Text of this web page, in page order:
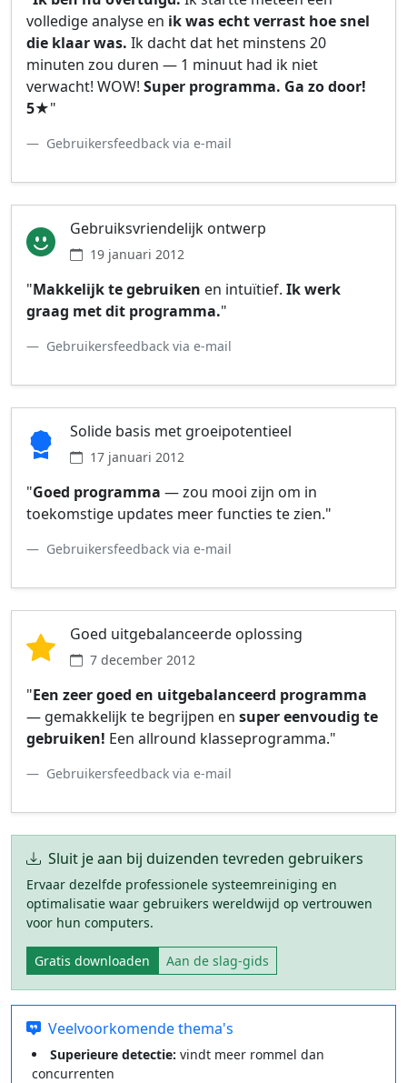
volledige analyse en ik was echt verrast hoe snel
die klaar was. Ik dacht dat het minstens 20
minuten zou duren — 1 minuut had ik niet
verwacht! WOW! Super programma. Ga zo door!
5★"
Gebruikersfeedback via e-mail
Gebruiksvriendelijk ontwerp
19 januari 2012
"Makkelijk te gebruiken en intuïtief. Ik werk
graag met dit programma."
Gebruikersfeedback via e-mail
Solide basis met groeipotentieel
17 januari 2012
"Goed programma — zou mooi zijn om in
toekomstige updates meer functies te zien."
Gebruikersfeedback via e-mail
Goed uitgebalanceerde oplossing
7 december 2012
"Een zeer goed en uitgebalanceerd programma
— gemakkelijk te begrijpen en super eenvoudig te
gebruiken! Een allround klasseprogramma."
Gebruikersfeedback via e-mail
Sluit je aan bij duizenden tevreden gebruikers
Ervaar dezelfde professionele systeemreiniging en
optimalisatie waar gebruikers wereldwijd op vertrouwen
voor hun computers.
Gratis downloaden Aan de slag-gids
Veelvoorkomende thema's
Superieure detectie: vindt meer rommel dan
concurrenten